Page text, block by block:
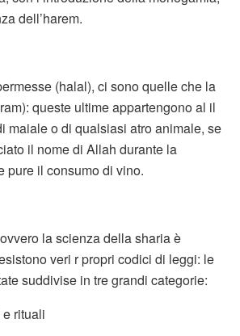
dell’harem.
(halal), ci sono quelle che la
queste ultime appartengono al il
maiale o di qualsiasi atro animale, se
il nome di Allah durante la
pure il consumo di vino.
la scienza della sharia è
veri r propri codici di leggi: le
suddivise in tre grandi categorie:
rituali